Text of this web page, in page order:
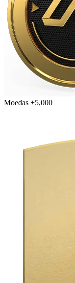
Moedas +5,000